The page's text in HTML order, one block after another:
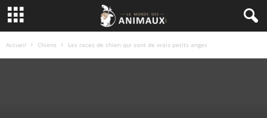
Accueil Chiens Les races de chien qui sont de vrais petits anges